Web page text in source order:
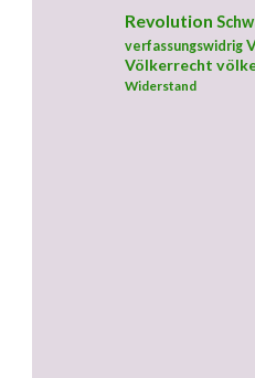
Revolution
verfassungswidrig
Völkerrecht
Widerstand